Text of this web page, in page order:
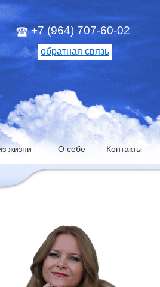
+7 (964) 707-60-02
обратная связь
жизни О себе Контакты